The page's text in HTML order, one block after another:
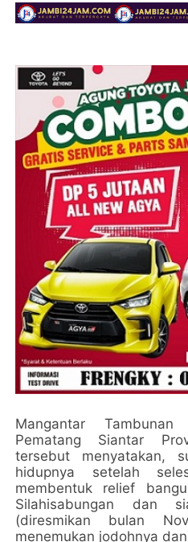
Mangantar
Pematang Siantar
tersebut menyatakan,
hidupnya setelah
membentuk relief
Silahisabungan dan
(diresmikan bulan
menemukan jodohnya